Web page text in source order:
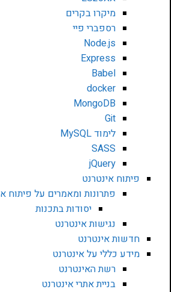
מיקרו בקרים
רספברי פיי
Node.js
Express
Babel
docker
MongoDB
Git
לימוד MySQL
SASS
jQuery
פיתוח אינטרנט
פתרונות ומאמרים על פיתוח
יסודות בתכנות
נגישות אינטרנט
חדשות אינטרנט
מידע כללי על אינטרנט
רשת האינטרנט
בניית אתרי אינטרנט